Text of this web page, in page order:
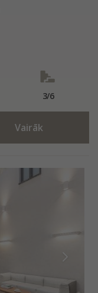
3/6
Vairāk